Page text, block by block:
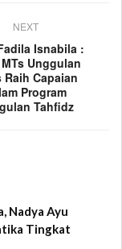
NEXT
Isnabila :
Unggulan
Raih Capaian
Program
Tahfidz
Nadya Ayu
Tingkat